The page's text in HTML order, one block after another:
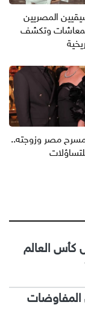
المصريين
المعاشات وتكشف
مصر وزوجته..
كأس العالم
المفاوضات